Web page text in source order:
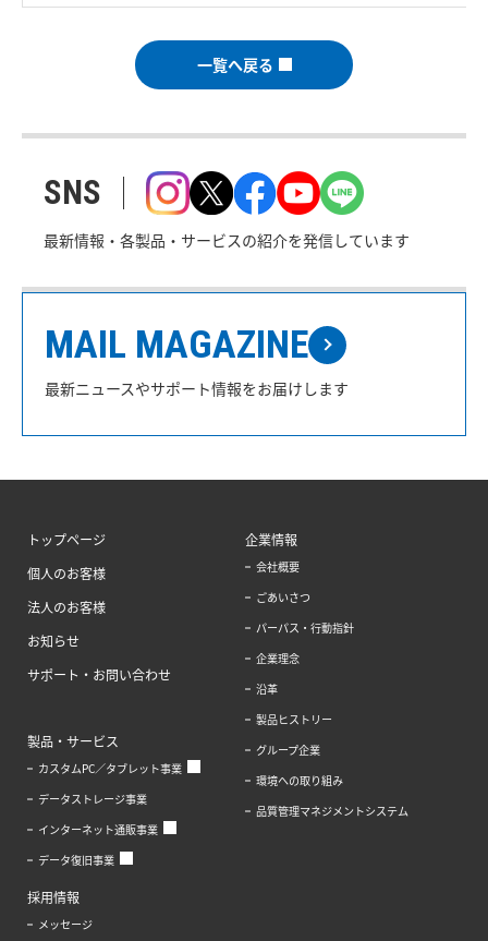
一覧へ戻る
SNS
最新情報・各製品・サービスの紹介を発信しています
MAIL MAGAZINE
最新ニュースやサポート情報をお届けします
トップページ
個人のお客様
法人のお客様
お知らせ
サポート・お問い合わせ
製品・サービス
カスタムPC／タブレット事業
データストレージ事業
インターネット通販事業
データ復旧事業
企業情報
会社概要
ごあいさつ
パーパス・行動指針
企業理念
沿革
製品ヒストリー
グループ企業
環境への取り組み
品質管理マネジメントシステム
採用情報
メッセージ